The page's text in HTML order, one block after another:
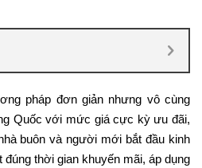
pháp đơn giản nhưng vô cùng
Quốc với mức giá cực kỳ ưu đãi,
buôn và người mới bắt đầu kinh
đúng thời gian khuyến mãi, áp dụng